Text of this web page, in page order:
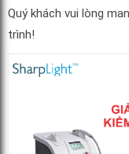
Quý khách vui lòng
trình!